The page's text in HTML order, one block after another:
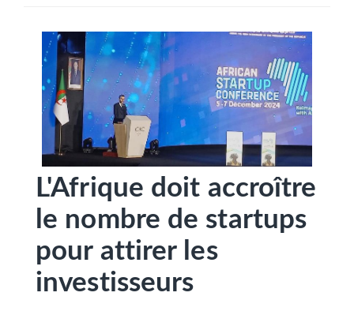
L'Afrique doit accroître
le nombre de startups
pour attirer les
investisseurs